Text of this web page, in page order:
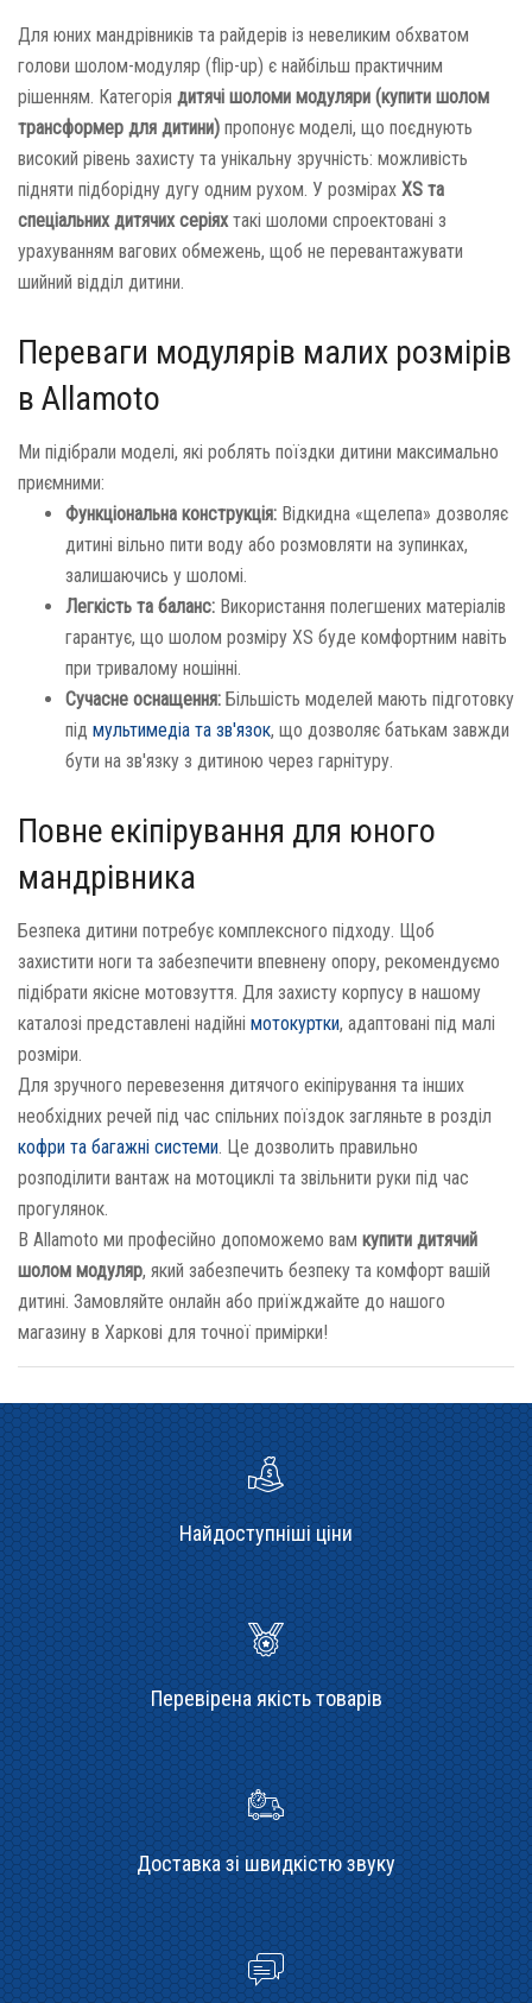
Для юних мандрівників та райдерів із невеликим обхватом
голови шолом-модуляр (flip-up) є найбільш практичним
рішенням. Категорія дитячі шоломи модуляри (купити шолом
трансформер для дитини) пропонує моделі, що поєднують
високий рівень захисту та унікальну зручність: можливість
підняти підборідну дугу одним рухом. У розмірах XS та
спеціальних дитячих серіяхтакі шоломи спроектовані з
урахуванням вагових обмежень, щоб не перевантажувати
шийний відділ дитини.
Переваги модулярів малих розмірів
в Allamoto
Ми підібрали моделі, які роблять поїздки дитини максимально
приємними:
Функціональна конструкція: Відкидна «щелепа» дозволяє
дитині вільно пити воду або розмовляти на зупинках,
залишаючись у шоломі.
Легкість та баланс: Використання полегшених матеріалів
гарантує, що шолом розміру XS буде комфортним навіть
при тривалому ношінні.
Сучасне оснащення: Більшість моделей мають підготовку
під мультимедіа та зв'язок, що дозволяє батькам завжди
бути на зв'язку з дитиною через гарнітуру.
Повне екіпірування для юного
мандрівника
Безпека дитини потребує комплексного підходу. Щоб
захистити ноги та забезпечити впевнену опору, рекомендуємо
підібрати якісне мотовзуття. Для захисту корпусу в нашому
каталозі представлені надійні мотокуртки, адаптовані під малі
розміри.
Для зручного перевезення дитячого екіпірування та інших
необхідних речей під час спільних поїздок загляньте в розділ
кофри та багажні системи. Це дозволить правильно
розподілити вантаж на мотоциклі та звільнити руки під час
прогулянок.
В Allamoto ми професійно допоможемо вам купити дитячий
шолом модуляр, який забезпечить безпеку та комфорт вашій
дитині. Замовляйте онлайн або приїжджайте до нашого
магазину в Харкові для точної примірки!
Найдоступніші ціни
Перевірена якість товарів
Доставка зі швидкістю звуку